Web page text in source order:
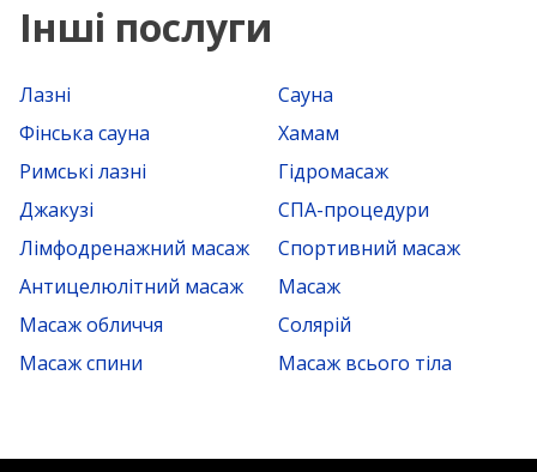
Інші послуги
Лазні
Сауна
Фінська сауна
Хамам
Римські лазні
Гідромасаж
Джакузі
СПА-процедури
Лімфодренажний масаж
Спортивний масаж
Антицелюлітний масаж
Масаж
Масаж обличчя
Солярій
Масаж спини
Масаж всього тіла